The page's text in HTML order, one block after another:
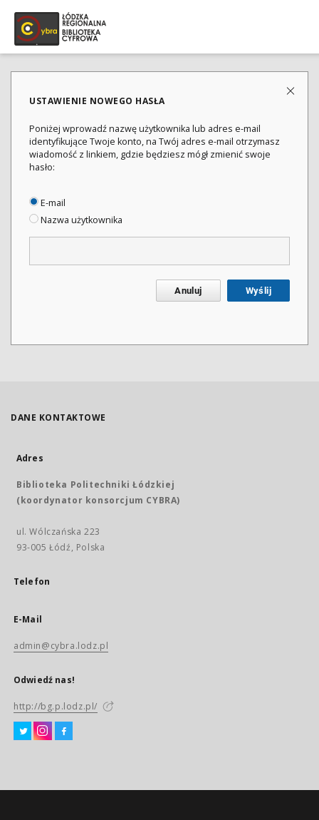
USTAWIENIE NOWEGO HASŁA
Poniżej wprowadź nazwę użytkownika lub adres e-mail
identyfikujące Twoje konto, na Twój adres e-mail otrzymasz
wiadomość z linkiem, gdzie będziesz mógł zmienić swoje
hasło:
E-mail
Nazwa użytkownika
Anuluj Wyślij
DANE KONTAKTOWE
Adres
Biblioteka Politechniki Łódzkiej
(koordynator konsorcjum CYBRA)
ul. Wólczańska 223
93-005 Łódź, Polska
Telefon
E-Mail
admin@cybra.lodz.pl
Odwiedź nas!
http://bg.p.lodz.pl/